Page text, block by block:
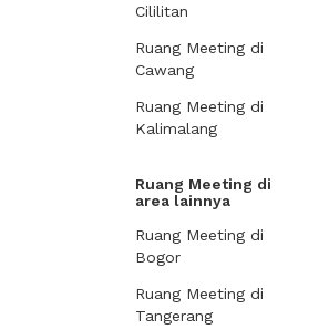
Cililitan
Ruang Meeting di
Cawang
Ruang Meeting di
Kalimalang
Ruang Meeting di
area lainnya
Ruang Meeting di
Bogor
Ruang Meeting di
Tangerang